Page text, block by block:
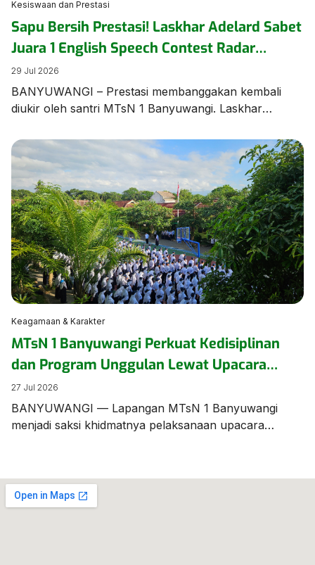
Kesiswaan dan Prestasi
Sapu Bersih Prestasi! Laskhar Adelard Sabet
Juara 1 English Speech Contest Radar
Banyuwangi
29 Jul 2026
BANYUWANGI – Prestasi membanggakan kembali
diukir oleh santri MTsN 1 Banyuwangi. Laskhar
sebagai Juara 1 dalam ajang bergengsi English Speech
Contest yang diselenggarakan oleh Jawa Pos Radar
Banyuwangi pada Rabu (28/7/2026) di Aula MAN 1
Banyuwangi. Kemenangan manis ini diraih melalui
perjuangan ekstra keras. Menurut sang pembimbing,
[…]
Keagamaan & Karakter
MTsN 1 Banyuwangi Perkuat Kedisiplinan
dan Program Unggulan Lewat Upacara
Bendera Berbahasa Inggris
27 Jul 2026
BANYUWANGI — Lapangan MTsN 1 Banyuwangi
menjadi saksi khidmatnya pelaksanaan upacara
menggunakan Bahasa Inggris, menunjukkan
komitmen sekolah dalam membiasakan kemampuan
berbahasa asing bagi para siswanya. Bertindak